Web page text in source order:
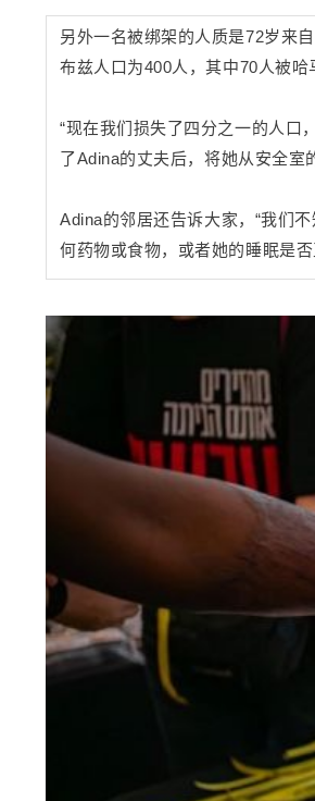
另外一名被绑架的人质是72岁来
布兹人口为400人，其中70人被哈
“现在我们损失了四分之一的人口
了Adina的丈夫后，将她从安全室
Adina的邻居还告诉大家，“我们
何药物或食物，或者她的睡眠是